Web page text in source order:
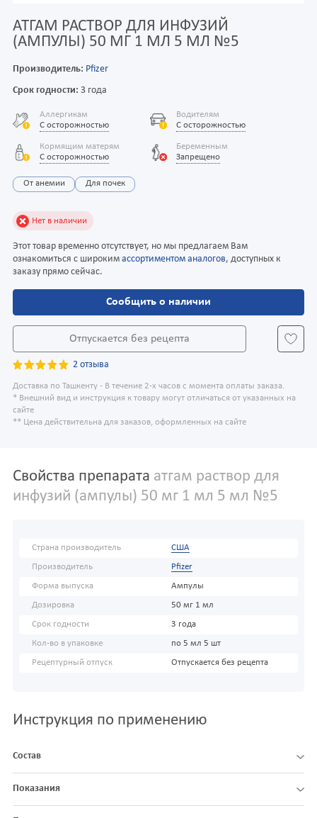
АТГАМ РАСТВОР ДЛЯ ИНФУЗИЙ
(АМПУЛЫ) 50 МГ 1 МЛ 5 МЛ №5
Производитель: Pfizer
Срок годности: 3 года
Аллергикам
С осторожностью
Водителям
С осторожностью
Кормящим матерям
С осторожностью
Беременным
Запрещено
От анемии Для почек
Нет в наличии
Этот товар временно отсутствует, но мы предлагаем Вам
ознакомиться с широким ассортиментом аналогов, доступных к
заказу прямо сейчас.
Сообщить о наличии
Отпускается без рецепта
2 отзыва
Доставка по Ташкенту - В течение 2-х часов с момента оплаты заказа.
* Внешний вид и инструкция к товару могут отличаться от указанных на
сайте
** Цена действительна для заказов, оформленных на сайте
Свойства препарата атгам раствор для
инфузий (ампулы) 50 мг 1 мл 5 мл №5
Страна производитель США
Производитель Pfizer
Форма выпуска Ампулы
Дозировка 50 мг 1 мл
Срок годности 3 года
Кол-во в упаковке по 5 мл 5 шт
Рецептурный отпуск Отпускается без рецепта
Инструкция по применению
Состав
Показания